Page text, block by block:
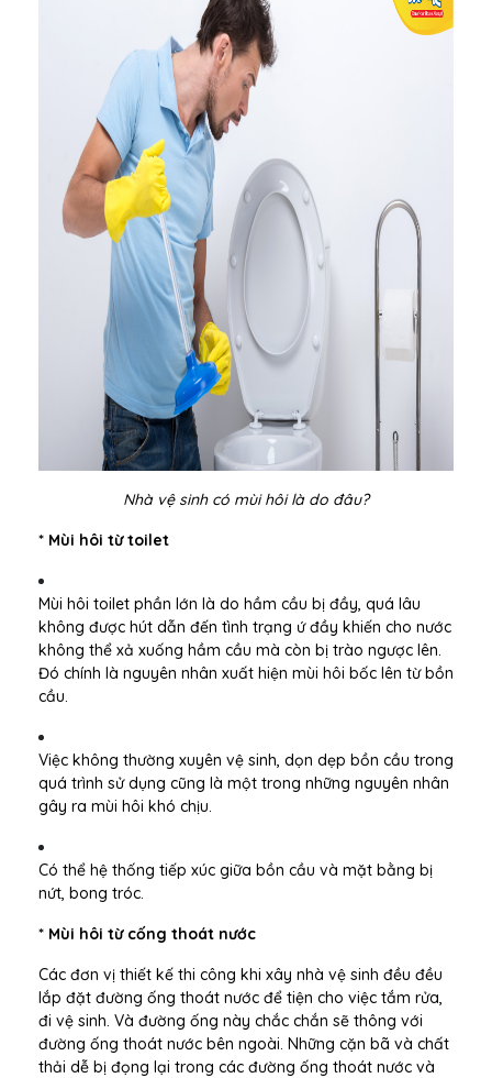
Nhà vệ sinh có mùi hôi là do đâu?
* Mùi hôi từ toilet
Mùi hôi toilet phần lớn là do hầm cầu bị đầy, quá lâu
không được hút dẫn đến tình trạng ứ đầy khiến cho nước
không thể xả xuống hầm cầu mà còn bị trào ngược lên.
Đó chính là nguyên nhân xuất hiện mùi hôi bốc lên từ bồn
cầu.
Việc không thường xuyên vệ sinh, dọn dẹp bồn cầu trong
quá trình sử dụng cũng là một trong những nguyên nhân
gây ra mùi hôi khó chịu.
Có thể hệ thống tiếp xúc giữa bồn cầu và mặt bằng bị
nứt, bong tróc.
* Mùi hôi từ cống thoát nước
Các đơn vị thiết kế thi công khi xây nhà vệ sinh đều đều
lắp đặt đường ống thoát nước để tiện cho việc tắm rửa,
đi vệ sinh. Và đường ống này chắc chắn sẽ thông với
đường ống thoát nước bên ngoài. Những cặn bã và chất
thải dễ bị đọng lại trong các đường ống thoát nước và